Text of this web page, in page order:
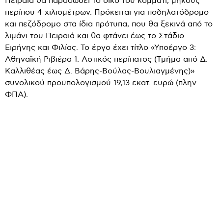
περίπου 4 χιλιομέτρων. Πρόκειται για ποδηλατόδρομο
και πεζόδρομο στα ίδια πρότυπα, που θα ξεκινά από το
λιμάνι του Πειραιά και θα φτάνει έως το Στάδιο
Ειρήνης και Φιλίας. Το έργο έχει τίτλο «Υποέργο 3:
Αθηναϊκή Ριβιέρα 1. Αστικός περίπατος (Τμήμα από Δ.
Καλλιθέας έως Δ. Βάρης-Βούλας-Βουλιαγμένης)»
συνολικού προϋπολογισμού 19,13 εκατ. ευρώ (πλην
ΦΠΑ).